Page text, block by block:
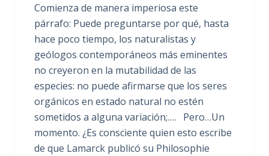
Comienza de manera imperiosa este
párrafo: Puede preguntarse por qué, hasta
hace poco tiempo, los naturalistas y
geólogos contemporáneos más eminentes
no creyeron en la mutabilidad de las
especies: no puede afirmarse que los seres
orgánicos en estado natural no estén
sometidos a alguna variación;…. Pero…Un
momento. ¿Es consciente quien esto escribe
de que Lamarck publicó su Philosophie